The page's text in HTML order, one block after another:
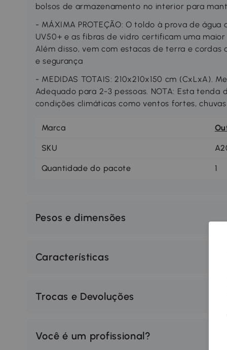
bolsos de armazenamento no interior para
- MÁXIMA PROTEÇÃO: O toldo à prova de
UV50+ e as fibras de vidro certificam uma
Além disso, vem com estacas de terra e
e segurança
- MEDIDAS TOTAIS: 210x210x150 cm (CxLxA).
Adequado para 2-3 pessoas. NOTA: Esta
condições climáticas como ventos fortes,
Marca
SKU
Quantidade do pacote 1
Pesos e dimensões
Características
Trocas e Devoluções
Você é um profissional?